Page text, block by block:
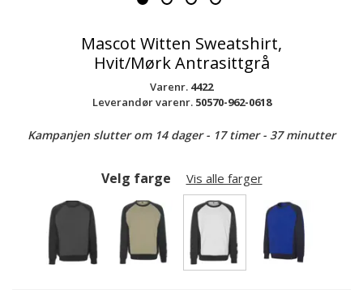
Mascot Witten Sweatshirt,
Hvit/Mørk Antrasittgrå
Varenr. 4422
Leverandør varenr. 50570-962-0618
Kampanjen slutter om 14 dager - 17 timer - 37 minutter
Velg farge Vis alle farger